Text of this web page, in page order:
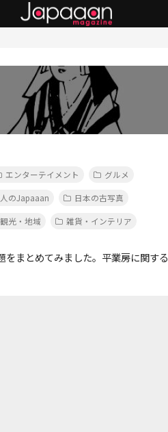
エンターテイメント
グルメ
のJapaaan
日本の古写真
観光・地域 雑貨・インテリア
まとめてみました。平業房に関する